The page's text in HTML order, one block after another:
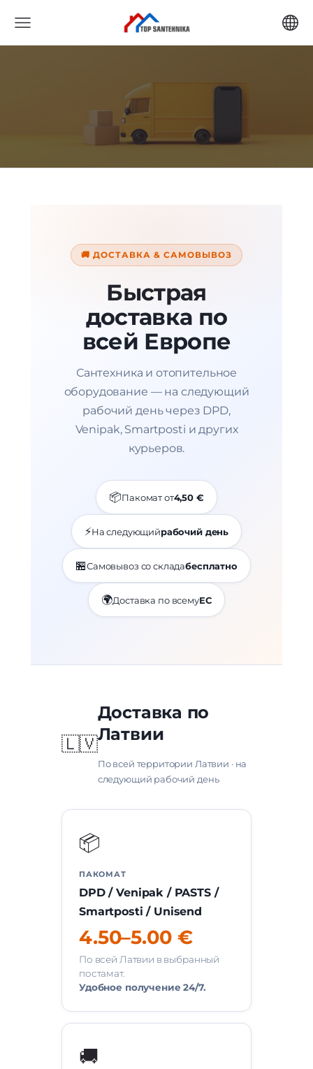
🚚 ДОСТАВКА & САМОВЫВОЗ
Быстрая
доставка по
всей Европе
Сантехника и отопительное
оборудование — на следующий
рабочий день через DPD,
Venipak, Smartposti и других
курьеров.
📦Пакомат от4,50 €
⚡На следующийрабочий день
🏪Самовывоз со складабесплатно
🌍Доставка по всемуЕС
🇱🇻
Доставка по
Латвии
По всей территории Латвии · на
следующий рабочий день
📦
ПАКОМАТ
DPD / Venipak / PASTS /
Smartposti / Unisend
4.50–5.00 €
По всей Латвии в выбранный
постамат.
Удобное получение 24/7.
🚚